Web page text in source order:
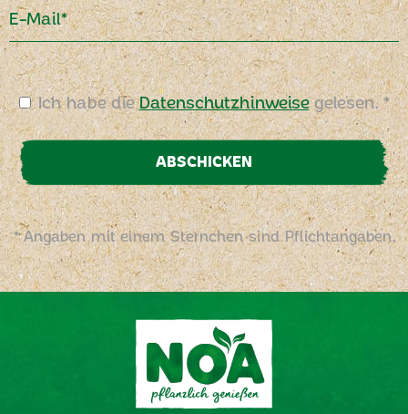
E-Mail*
Ich habe dieDatenschutzhinweisegelesen. *
ABSCHICKEN
* Angaben mit einem Sternchen sind Pflichtangaben.